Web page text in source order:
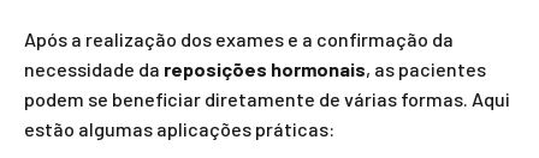
Após a realização dos exames e a confirmação da
necessidade da reposições hormonais, as pacientes
podem se beneficiar diretamente de várias formas. Aqui
estão algumas aplicações práticas: